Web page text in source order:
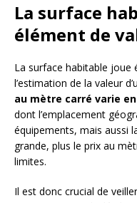
La surface
élément de
La surface habitable
l’estimation de la valeur
au mètre carré varie
dont l’emplacement
équipements, mais aussi
grande, plus le prix au
limites.
Il est donc crucial de